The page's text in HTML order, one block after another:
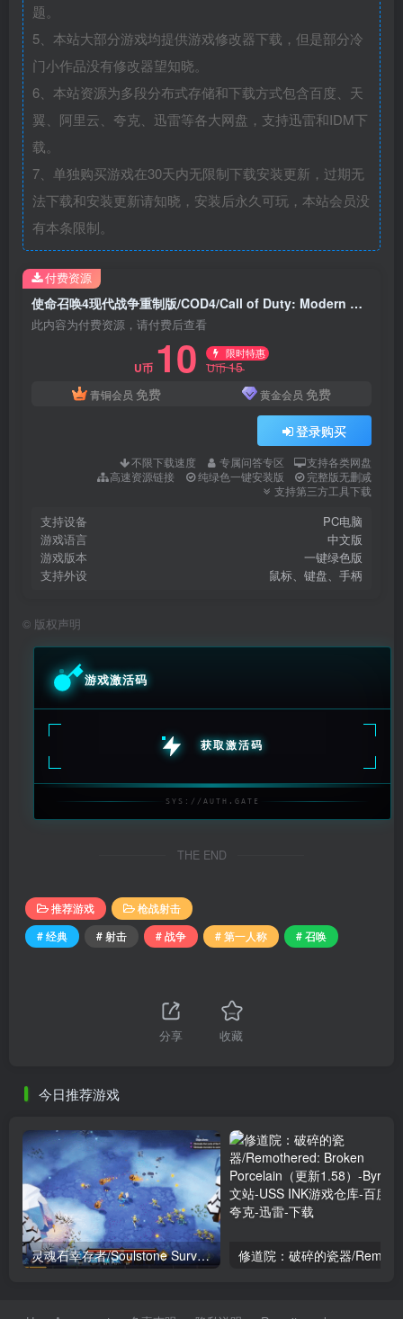
题。
5、本站大部分游戏均提供游戏修改器下载，但是部分冷
门小作品没有修改器望知晓。
6、本站资源为多段分布式存储和下载方式包含百度、天
翼、阿里云、夸克、迅雷等各大网盘，支持迅雷和IDM下
载。
7、单独购买游戏在30天内无限制下载安装更新，过期无
法下载和安装更新请知晓，安装后永久可玩，本站会员没
有本条限制。
使命召唤4现代战争重制版/COD4/Call of Duty: Modern Warfare Remastered
此内容为付费资源，请付费后查看
U币 10 限时特惠
U币15
青铜会员 免费 黄金会员 免费
登录购买
不限下载速度 专属问答专区
支持各类网盘
高速资源链接
纯绿色一键安装版
完整版无删减
支持第三方工具下载
支持设备
PC电脑
游戏语言
中文版
游戏版本
一键绿色版
支持外设
鼠标、键盘、手柄
付费资源
© 版权声明
游戏激活码
获取激活码
SYS://AUTH.GATE
THE END
推荐游戏
枪战射击
# 经典
# 射击 # 战争 # 第一人称 # 召唤
分享 收藏
今日推荐游戏
灵魂石幸存者/Soulstone Survivors（更新1.10正式版+虚空征服-异界征途）